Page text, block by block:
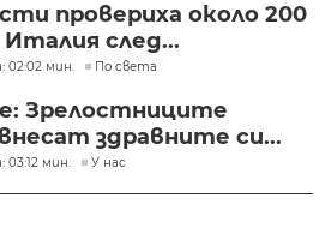
провериха около 200
след...
02:02 мин. По света
Зрелостниците
здравните си...
03:12 мин. У нас